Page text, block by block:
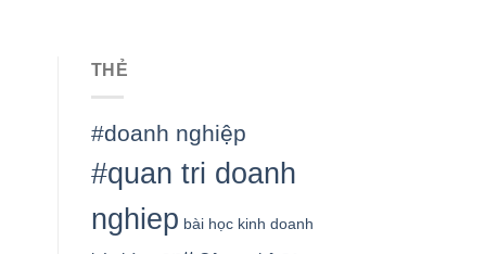
THẺ
#doanh nghiệp
#quan tri doanh
nghiep bài học kinh doanh